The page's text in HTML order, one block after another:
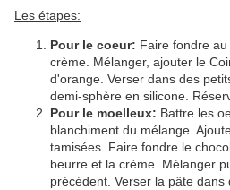
Les étapes:
Pour le coeur: Faire fondre
crème. Mélanger, ajouter le
d'orange. Verser dans des
demi-sphère en silicone.
Pour le moelleux: Battre les
blanchiment du mélange.
tamisées. Faire fondre le
beurre et la crème. Mélanger
précédent. Verser la pâte